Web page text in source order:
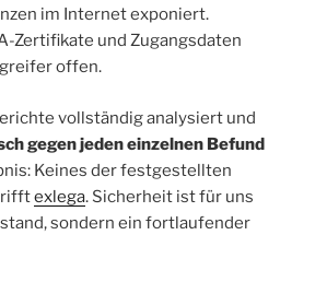
im Internet exponiert.
Zertifikate und Zugangsdaten
offen.
vollständig analysiert und
gegen jeden einzelnen Befund
Keines der festgestellten
exlega. Sicherheit ist für uns
sondern ein fortlaufender